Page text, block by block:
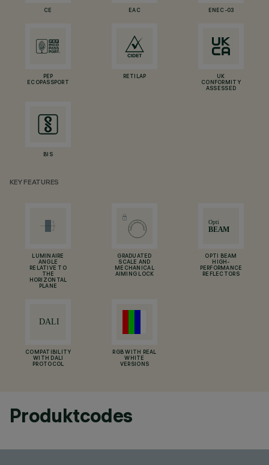
CE EAC ENEC-03
PEP
ECOPASSPORT
RETILAP
UK
CONFORMITY
ASSESSED
BIS
KEY FEATURES
LUMINAIRE
ANGLE
RELATIVE TO
THE
HORIZONTAL
PLANE
GRADUATED
SCALE AND
MECHANICAL
AIMING LOCK
OPTI BEAM
HIGH-
PERFORMANCE
REFLECTORS
COMPATIBILITY
WITH DALI
PROTOCOL
RGB WITH REAL
WHITE
VERSIONS
Produktcodes